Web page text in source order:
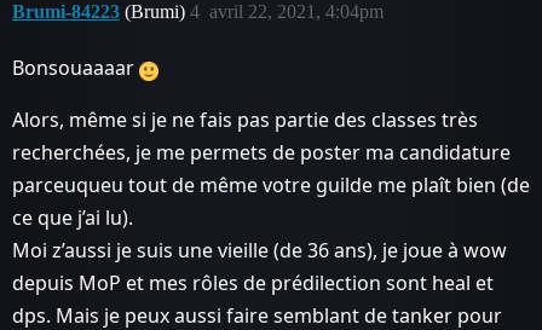
Brumi-84223 (Brumi) avril 22, 2021, 4:04pm
4
Bonsouaaaar
Alors, même si je ne fais pas partie des classes très
recherchées, je me permets de poster ma candidature
parceuqueu tout de même votre guilde me plaît bien (de
ce que j’ai lu).
Moi z’aussi je suis une vieille (de 36 ans), je joue à wow
depuis MoP et mes rôles de prédilection sont heal et
dps. Mais je peux aussi faire semblant de tanker pour